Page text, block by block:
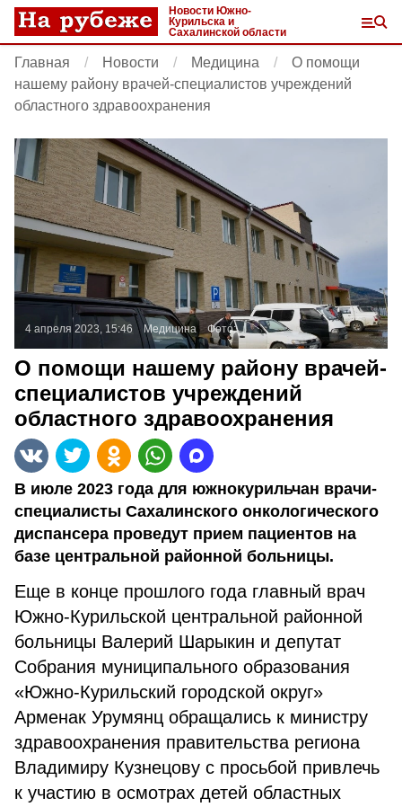
Новости Южно-
Курильска и
Сахалинской области
Главная Новости Медицина
О помощи
нашему району врачей-специалистов учреждений
областного здравоохранения
4 апреля 2023, 15:46 Медицина Фото:
О помощи нашему району врачей-
специалистов учреждений
областного здравоохранения
В июле 2023 года для южнокурильчан врачи-
специалисты Сахалинского онкологического
диспансера проведут прием пациентов на
базе центральной районной больницы.
Еще в конце прошлого года главный врач
Южно-Курильской центральной районной
больницы Валерий Шарыкин и депутат
Собрания муниципального образования
«Южно-Курильский городской округ»
Арменак Урумянц обращались к министру
здравоохранения правительства региона
Владимиру Кузнецову с просьбой привлечь
к участию в осмотрах детей областных